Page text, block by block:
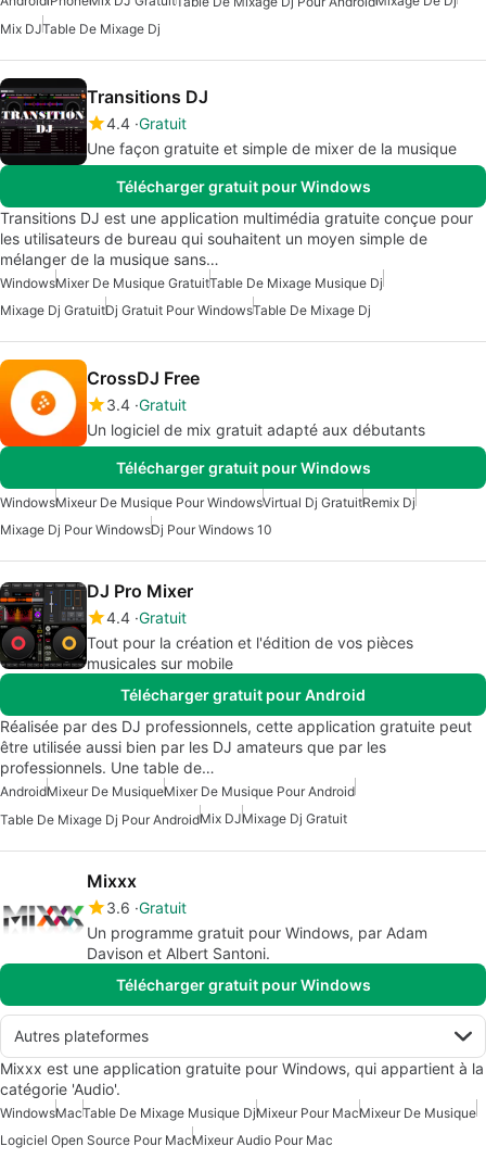
Mix DJTable De Mixage Dj
Transitions DJ
4.4 Gratuit
Une façon gratuite et simple de mixer de la musique
Télécharger gratuit pour Windows
Transitions DJ est une application multimédia gratuite conçue pour
les utilisateurs de bureau qui souhaitent un moyen simple de
mélanger de la musique sans…
WindowsMixer De Musique GratuitTable De Mixage Musique Dj
Mixage Dj GratuitDj Gratuit Pour WindowsTable De Mixage Dj
CrossDJ Free
3.4 Gratuit
Un logiciel de mix gratuit adapté aux débutants
Télécharger gratuit pour Windows
WindowsMixeur De Musique Pour WindowsVirtual Dj GratuitRemix Dj
Mixage Dj Pour WindowsDj Pour Windows 10
DJ Pro Mixer
4.4 Gratuit
Tout pour la création et l'édition de vos pièces
musicales sur mobile
Télécharger gratuit pour Android
Réalisée par des DJ professionnels, cette application gratuite peut
être utilisée aussi bien par les DJ amateurs que par les
professionnels. Une table de…
AndroidMixeur De MusiqueMixer De Musique Pour Android
Table De Mixage Dj Pour AndroidMix DJMixage Dj Gratuit
Mixxx
3.6 Gratuit
Un programme gratuit pour Windows, par Adam
Davison et Albert Santoni.
Télécharger gratuit pour Windows
Autres plateformes
Mixxx est une application gratuite pour Windows, qui appartient à la
catégorie 'Audio'.
WindowsMacTable De Mixage Musique DjMixeur Pour MacMixeur De Musique
Logiciel Open Source Pour MacMixeur Audio Pour Mac